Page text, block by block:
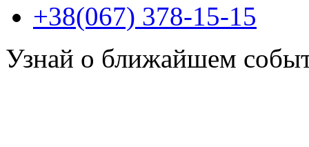
+38(067) 378-15-15
Узнай о ближайшем